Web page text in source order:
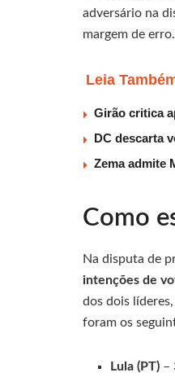
adversário na
margem de erro.
Leia
Girão critica
DC descarta
Zema admite
Como
Na disputa de
intenções de
dos dois
foram os
Lula (PT) –